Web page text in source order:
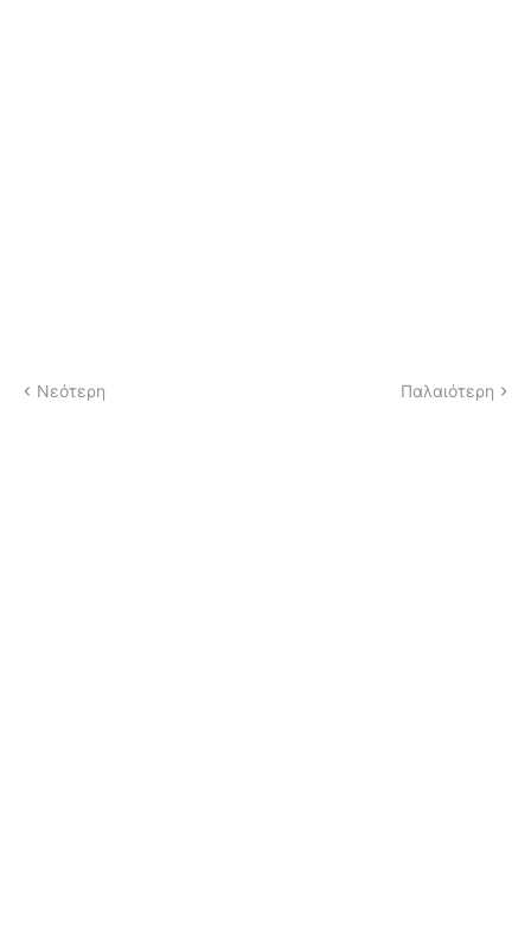
Νεότερη Παλαιότερη